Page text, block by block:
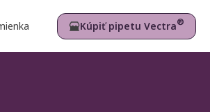
Kúpiť pipetu Vectra®